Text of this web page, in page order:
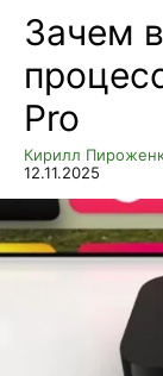
Зачем
Pro
Кирилл
12.11.2025